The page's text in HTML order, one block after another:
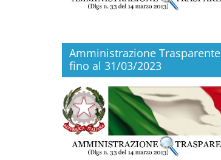
Amministrazione Trasparente
fino al 31/03/2023